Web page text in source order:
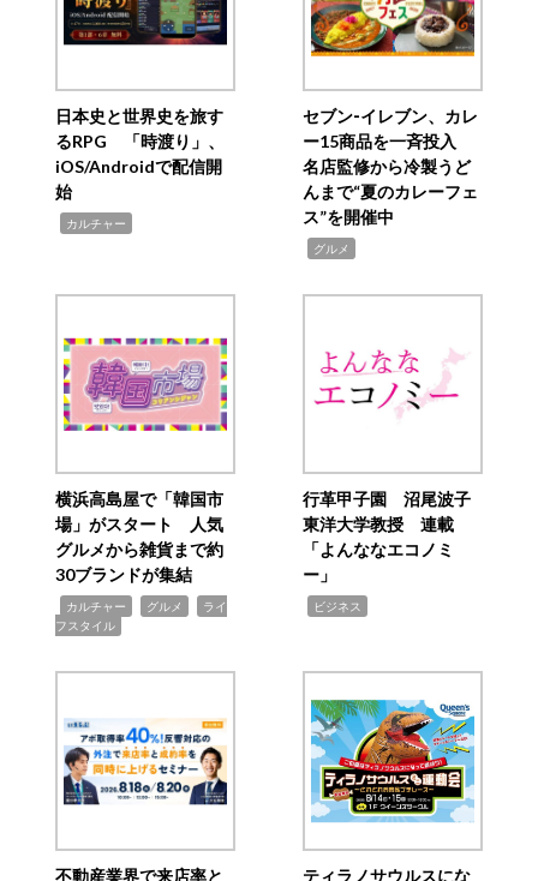
日本史と世界史を旅す
るRPG 「時渡り」、
iOS/Androidで配信開
始
カルチャー
セブン‐イレブン、カレ
ー15商品を一斉投入
名店監修から冷製うど
んまで“夏のカレーフェ
ス”を開催中
グルメ
横浜高島屋で「韓国市
場」がスタート 人気
グルメから雑貨まで約
30ブランドが集結
カルチャー グルメ
ライ
フスタイル
行革甲子園 沼尾波子
東洋大学教授 連載
「よんななエコノミ
ー」
ビジネス
不動産業界で来店率と ティラノサウルスにな